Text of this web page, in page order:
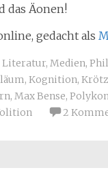
das Äonen!
gedacht als
Literatur, Medien,
, Kognition,
, Max Bense,
2